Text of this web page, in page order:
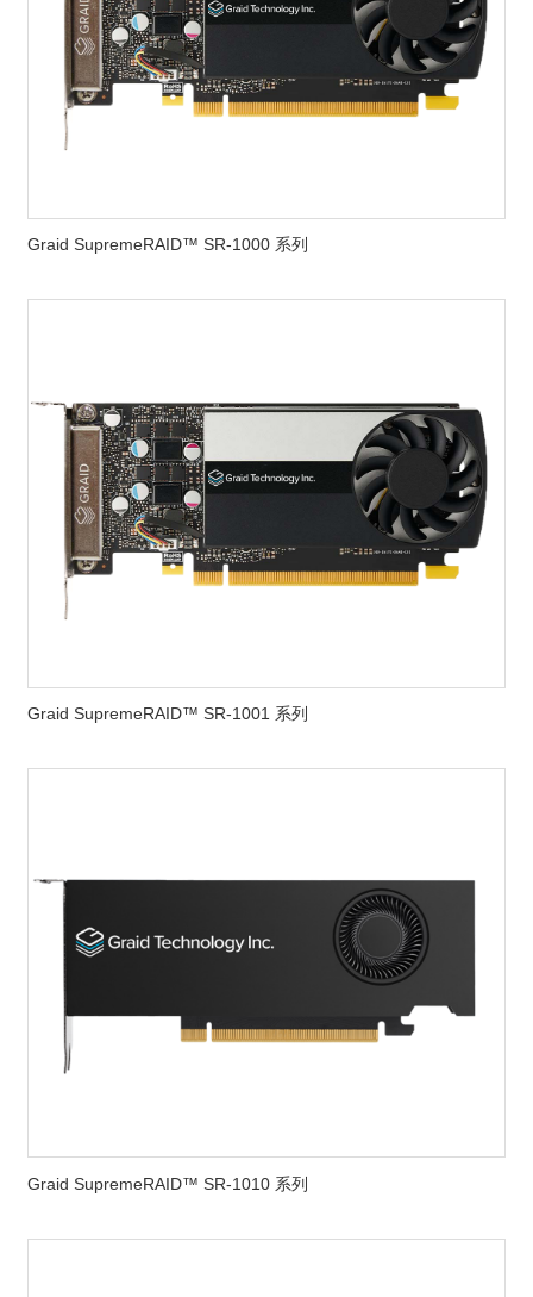
Graid SupremeRAID™ SR-1000 系列
Graid SupremeRAID™ SR-1001 系列
Graid SupremeRAID™ SR-1010 系列